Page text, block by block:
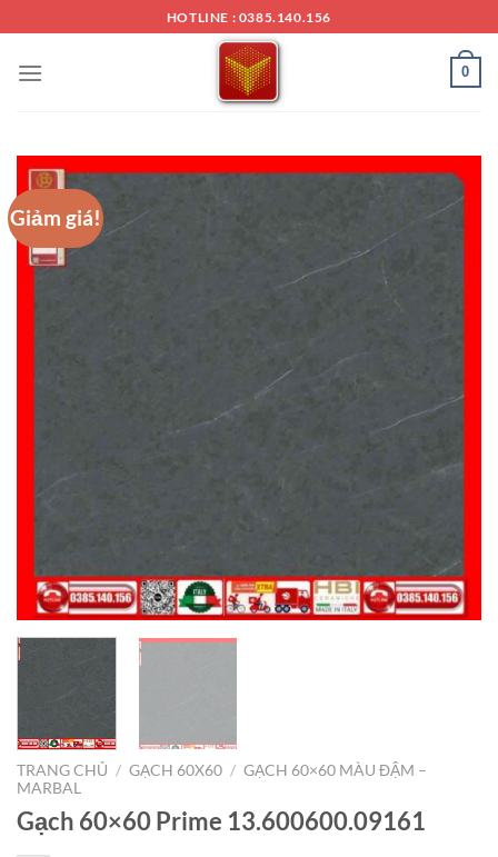
đến
nội
HOTLINE : 0385.140.156
0
Giảm giá!
TRANG CHỦ / GẠCH 60X60 / GẠCH 60×60 MÀU ĐẬM –
MARBAL
Gạch 60×60 Prime 13.600600.09161